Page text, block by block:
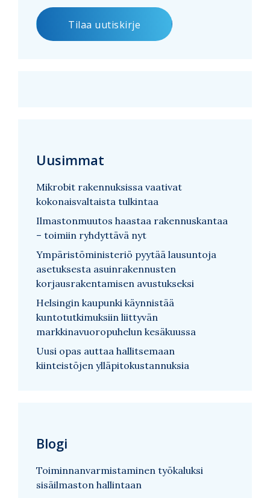
Uusimmat
Mikrobit rakennuksissa vaativat
kokonaisvaltaista tulkintaa
Ilmastonmuutos haastaa rakennuskantaa
– toimiin ryhdyttävä nyt
Ympäristöministeriö pyytää lausuntoja
asetuksesta asuinrakennusten
korjausrakentamisen avustukseksi
Helsingin kaupunki käynnistää
kuntotutkimuksiin liittyvän
markkinavuoropuhelun kesäkuussa
Uusi opas auttaa hallitsemaan
kiinteistöjen ylläpitokustannuksia
Blogi
Toiminnanvarmistaminen työkaluksi
sisäilmaston hallintaan